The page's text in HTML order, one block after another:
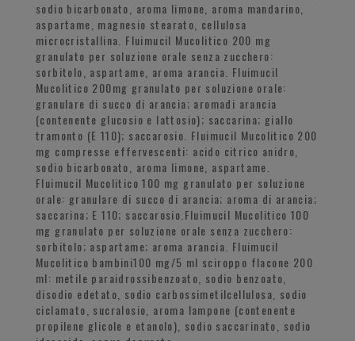
sodio bicarbonato, aroma limone, aroma mandarino,
aspartame, magnesio stearato, cellulosa
microcristallina. Fluimucil Mucolitico 200 mg
granulato per soluzione orale senza zucchero:
sorbitolo, aspartame, aroma arancia. Fluimucil
Mucolitico 200mg granulato per soluzione orale:
granulare di succo di arancia; aromadi arancia
(contenente glucosio e lattosio); saccarina; giallo
tramonto (E 110); saccarosio. Fluimucil Mucolitico 200
mg compresse effervescenti: acido citrico anidro,
sodio bicarbonato, aroma limone, aspartame.
Fluimucil Mucolitico 100 mg granulato per soluzione
orale: granulare di succo di arancia; aroma di arancia;
saccarina; E 110; saccarosio.Fluimucil Mucolitico 100
mg granulato per soluzione orale senza zucchero:
sorbitolo; aspartame; aroma arancia. Fluimucil
Mucolitico bambini100 mg/5 ml sciroppo flacone 200
ml: metile paraidrossibenzoato, sodio benzoato,
disodio edetato, sodio carbossimetilcellulosa, sodio
ciclamato, sucralosio, aroma lampone (contenente
propilene glicole e etanolo), sodio saccarinato, sodio